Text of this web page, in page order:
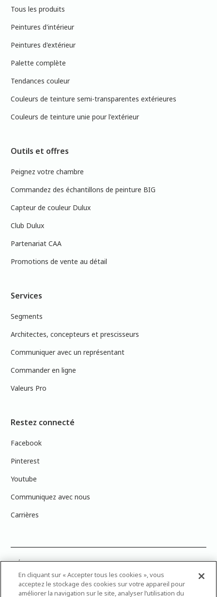
Tous les produits
Peintures d'intérieur
Peintures d'extérieur
Palette complète
Tendances couleur
Couleurs de teinture semi-transparentes extérieures
Couleurs de teinture unie pour l'extérieur
Outils et offres
Peignez votre chambre
Commandez des échantillons de peinture BIG
Capteur de couleur Dulux
Club Dulux
Partenariat CAA
Promotions de vente au détail
Services
Segments
Architectes, concepteurs et prescisseurs
Communiquer avec un représentant
Commander en ligne
Valeurs Pro
Restez connecté
Facebook
Pinterest
Youtube
Communiquez avec nous
Carrières
PRÉCISION DES COULEURS : Veuillez noter que les couleurs affichées à
l’écran peuvent ne pas correspondre exactement aux couleurs de
peinture réelles en raison des variations de calibration des écrans.
Vous pouvez apporter les numéros d’échantillons de couleur de
En cliquant sur « Accepter tous les cookies », vous
acceptez le stockage des cookies sur votre appareil pour
améliorer la navigation sur le site, analyser l’utilisation du